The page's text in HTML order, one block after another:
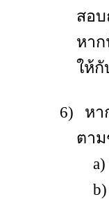
สอบ
หา
ให้กั
6)
หา
ตา
a)
b)